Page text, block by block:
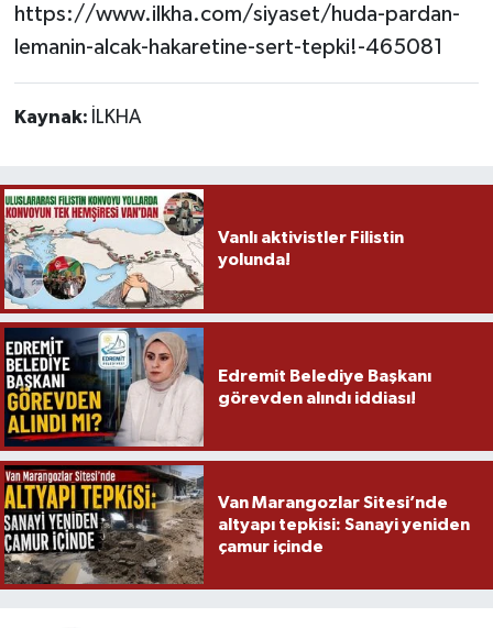
https://www.ilkha.com/siyaset/huda-pardan-
lemanin-alcak-hakaretine-sert-tepki!-465081
Kaynak: İLKHA
Vanlı aktivistler Filistin
yolunda!
Edremit Belediye Başkanı
görevden alındı iddiası!
Van Marangozlar Sitesi’nde
altyapı tepkisi: Sanayi yeniden
çamur içinde